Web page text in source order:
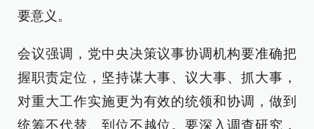
要意义。
会议强调，党中央决策议事协调机构要准确把
握职责定位，坚持谋大事、议大事、抓大事，
对重大工作实施更为有效的统领和协调，做到
统筹不代替、到位不越位。要深入调查研究，